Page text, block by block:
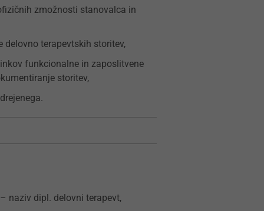
zmožnosti stanovalca in
terapevtskih storitev,
funkcionalne in zaposlitvene
storitev,
naziv dipl. delovni terapevt,